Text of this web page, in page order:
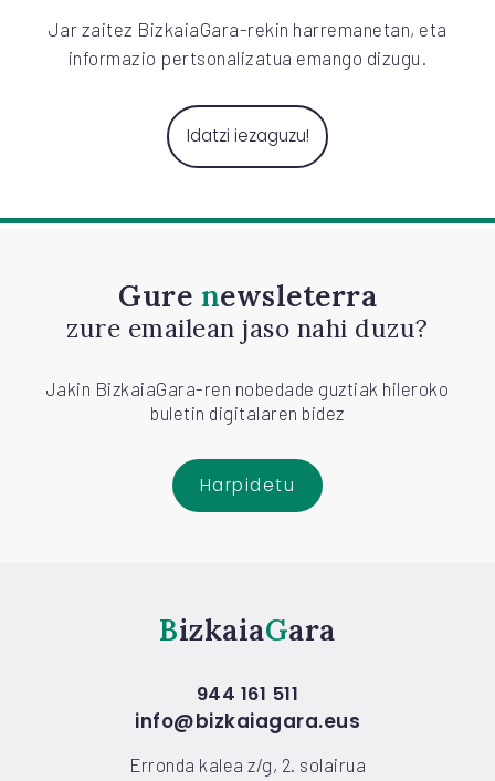
Jar zaitez BizkaiaGara-rekin harremanetan, eta
informazio pertsonalizatua emango dizugu.
Idatzi iezaguzu!
Gure newsleterra
zure emailean jaso nahi duzu?
Jakin BizkaiaGara-ren nobedade guztiak hileroko
buletin digitalaren bidez
Harpidetu
Bizkaia Gara
944 161 511
info@bizkaiagara.eus
Erronda kalea z/g, 2. solairua